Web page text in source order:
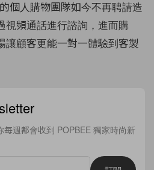
個人購物團隊如今不再聘請造
視頻通話進行諮詢，進而購
讓顧客更能一對一體驗到客製
週都會收到 POPBEE 獨家時尚新